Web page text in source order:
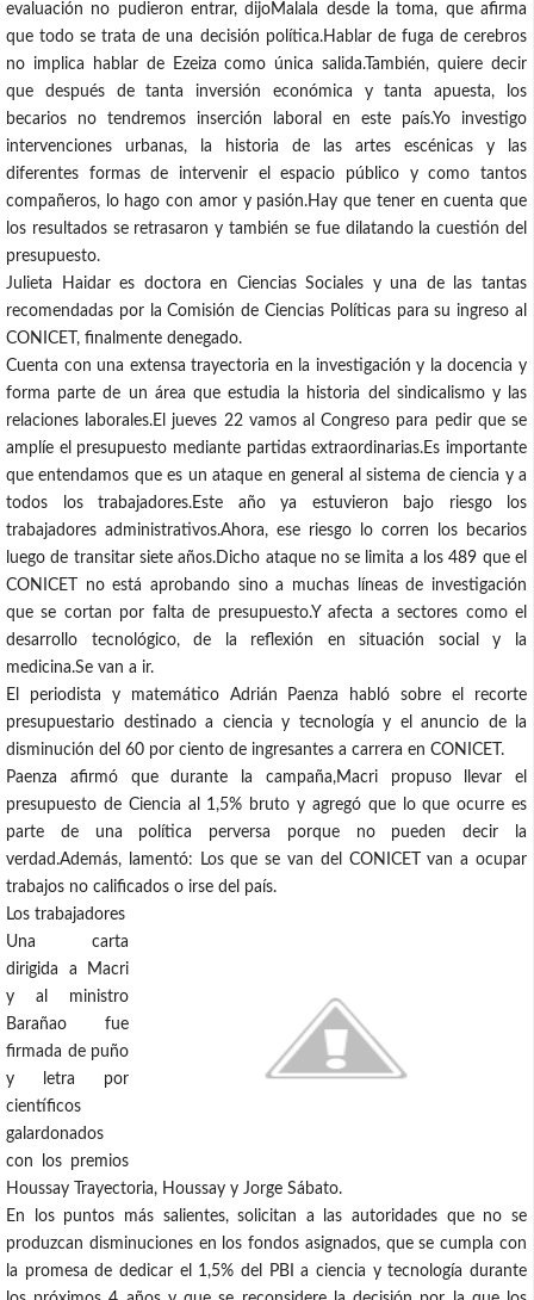
evaluación no pudieron entrar, dijoMalala desde la toma, que afirma
que todo se trata de una decisión política.Hablar de fuga de cerebros
no implica hablar de Ezeiza como única salida.También, quiere decir
que después de tanta inversión económica y tanta apuesta, los
becarios no tendremos inserción laboral en este país.Yo investigo
intervenciones urbanas, la historia de las artes escénicas y las
diferentes formas de intervenir el espacio público y como tantos
compañeros, lo hago con amor y pasión.Hay que tener en cuenta que
los resultados se retrasaron y también se fue dilatando la cuestión del
presupuesto.
Julieta Haidar es doctora en Ciencias Sociales y una de las tantas
recomendadas por la Comisión de Ciencias Políticas para su ingreso al
CONICET, finalmente denegado.
Cuenta con una extensa trayectoria en la investigación y la docencia y
forma parte de un área que estudia la historia del sindicalismo y las
relaciones laborales.El jueves 22 vamos al Congreso para pedir que se
amplíe el presupuesto mediante partidas extraordinarias.Es importante
que entendamos que es un ataque en general al sistema de ciencia y a
todos los trabajadores.Este año ya estuvieron bajo riesgo los
trabajadores administrativos.Ahora, ese riesgo lo corren los becarios
luego de transitar siete años.Dicho ataque no se limita a los 489 que el
CONICET no está aprobando sino a muchas líneas de investigación
que se cortan por falta de presupuesto.Y afecta a sectores como el
desarrollo tecnológico, de la reflexión en situación social y la
medicina.Se van a ir.
El periodista y matemático Adrián Paenza habló sobre el recorte
presupuestario destinado a ciencia y tecnología y el anuncio de la
disminución del 60 por ciento de ingresantes a carrera en CONICET.
Paenza afirmó que durante la campaña,Macri propuso llevar el
presupuesto de Ciencia al 1,5% bruto y agregó que lo que ocurre es
parte de una política perversa porque no pueden decir la
verdad.Además, lamentó: Los que se van del CONICET van a ocupar
trabajos no calificados o irse del país.
Los trabajadores
Una carta
dirigida a Macri
y al ministro
Barañao fue
firmada de puño
y letra por
científicos
galardonados
con los premios
Houssay Trayectoria, Houssay y Jorge Sábato.
En los puntos más salientes, solicitan a las autoridades que no se
produzcan disminuciones en los fondos asignados, que se cumpla con
la promesa de dedicar el 1,5% del PBI a ciencia y tecnología durante